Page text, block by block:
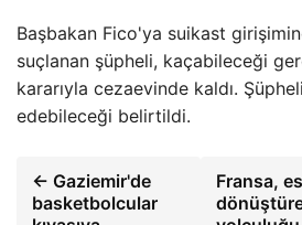
Başbakan Fico'ya suikast
suçlanan şüpheli, kaçabileceği
kararıyla cezaevinde kaldı.
edebileceği belirtildi.
← Gaziemir'de
basketbolcular
Fransa,